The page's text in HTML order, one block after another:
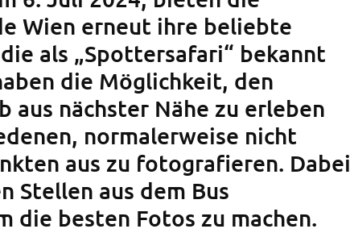
Wien erneut ihre beliebte
als „Spottersafari“ bekannt
die Möglichkeit, den
aus nächster Nähe zu erleben
normalerweise nicht
aus zu fotografieren. Dabei
Stellen aus dem Bus
die besten Fotos zu machen.